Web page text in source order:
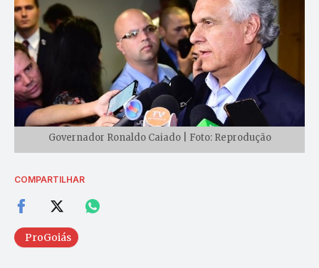
Governador Ronaldo Caiado | Foto: Reprodução
COMPARTILHAR
ProGoiás